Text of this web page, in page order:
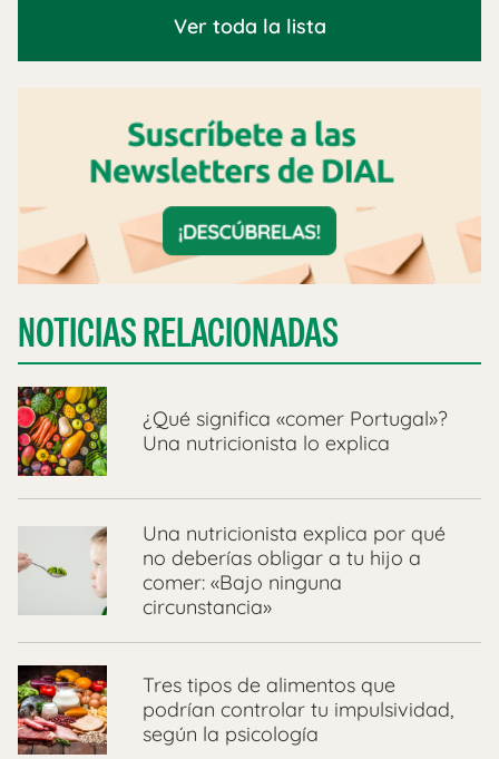
Ver toda la lista
NOTICIAS RELACIONADAS
¿Qué significa «comer Portugal»?
Una nutricionista lo explica
Una nutricionista explica por qué
no deberías obligar a tu hijo a
comer: «Bajo ninguna
circunstancia»
Tres tipos de alimentos que
podrían controlar tu impulsividad,
según la psicología